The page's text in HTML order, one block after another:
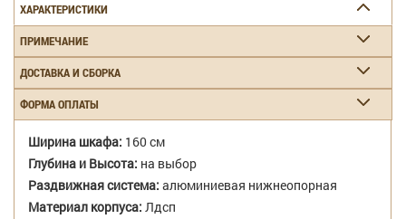
ХАРАКТЕРИСТИКИ
ПРИМЕЧАНИЕ
ДОСТАВКА И СБОРКА
ФОРМА ОПЛАТЫ
Ширина шкафа: 160 см
Глубина и Высота: на выбор
Раздвижная система: алюминиевая нижнеопорная
Материал корпуса: Лдсп